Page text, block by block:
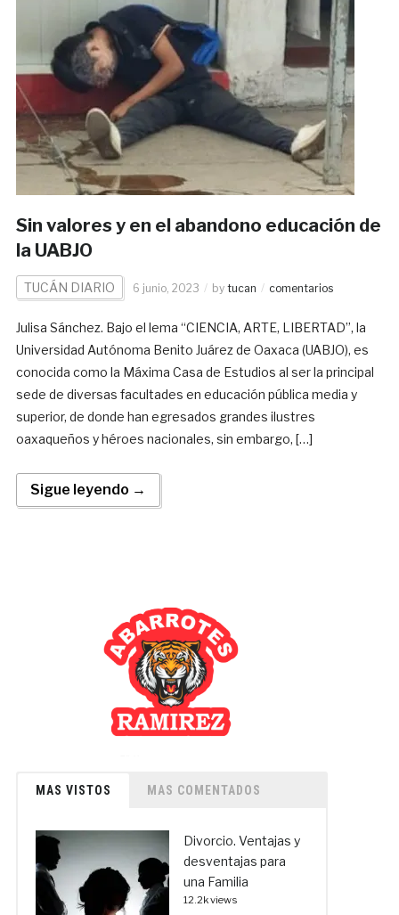
Sin valores y en el abandono educación de
la UABJO
TUCÁN DIARIO 6 junio, 2023 by tucan comentarios
Julisa Sánchez. Bajo el lema “CIENCIA, ARTE, LIBERTAD”, la
Universidad Autónoma Benito Juárez de Oaxaca (UABJO), es
conocida como la Máxima Casa de Estudios al ser la principal
sede de diversas facultades en educación pública media y
superior, de donde han egresados grandes ilustres
oaxaqueños y héroes nacionales, sin embargo, […]
Sigue leyendo →
MAS VISTOS MAS COMENTADOS
Divorcio. Ventajas y
desventajas para
una Familia
12.2k views